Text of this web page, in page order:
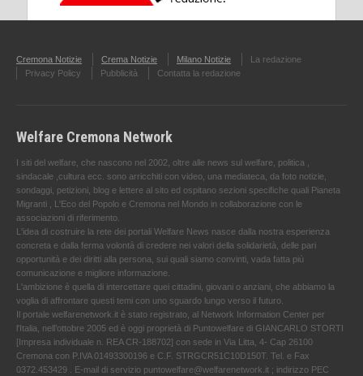
Cremona Notizie Crema Notizie Milano Notizie
La redazione
Privacy Policy
Pubblicità Contatta la redazione
Welfare Cremona Network
I siti del welfare, che nascono nel 2002, oltre alle news sul welfare, politica ,
sindacale ,cultura ecc. sono arricchiti con video, una mediateca, da foto notizie,
sondaggi, petizioni, blog e lettere al sito ed ospitano sezioni specifiche quali Pianeta
Migranti , L'Eco del Popolo e Cremona nel Mondo in collaborazione con le
associazioni di riferimento.
L'idea di costruire la rete dei portali Welfare News nasce dalla nostra esperienza
concreta e dalla ferma volontà di credere nei valori della solidarietà, delle pari
opportunità e dei diritti alla persona, sui quali siamo convinti, vada fatta più
comunicazione e migliore informazione.
L'ambizione è quella di intercettare quei cittadini, giovani o anziani, che abbiamo la
voglia di affrontare questi temi con uno sguardo lungo verso il futuro.
Il portale welfarenetwork.it è stato registrato, al Network Information Center per
l'Italia, nell’ottobre 2005 ed è oggi proprietà di Puntowelfare di GIANCARLO STORTI
[Impresa individuale n. REA CR-188702] con sede in Via Litta, 4- Cap 26100
Cremona con P.IVA 01493300196 e C.F. STRGCR51C10D150T. Tel. e Fax
0372.453429 . E-mail di servizio puntowelfare@welfarenetwork.it ; indirizzo PEC